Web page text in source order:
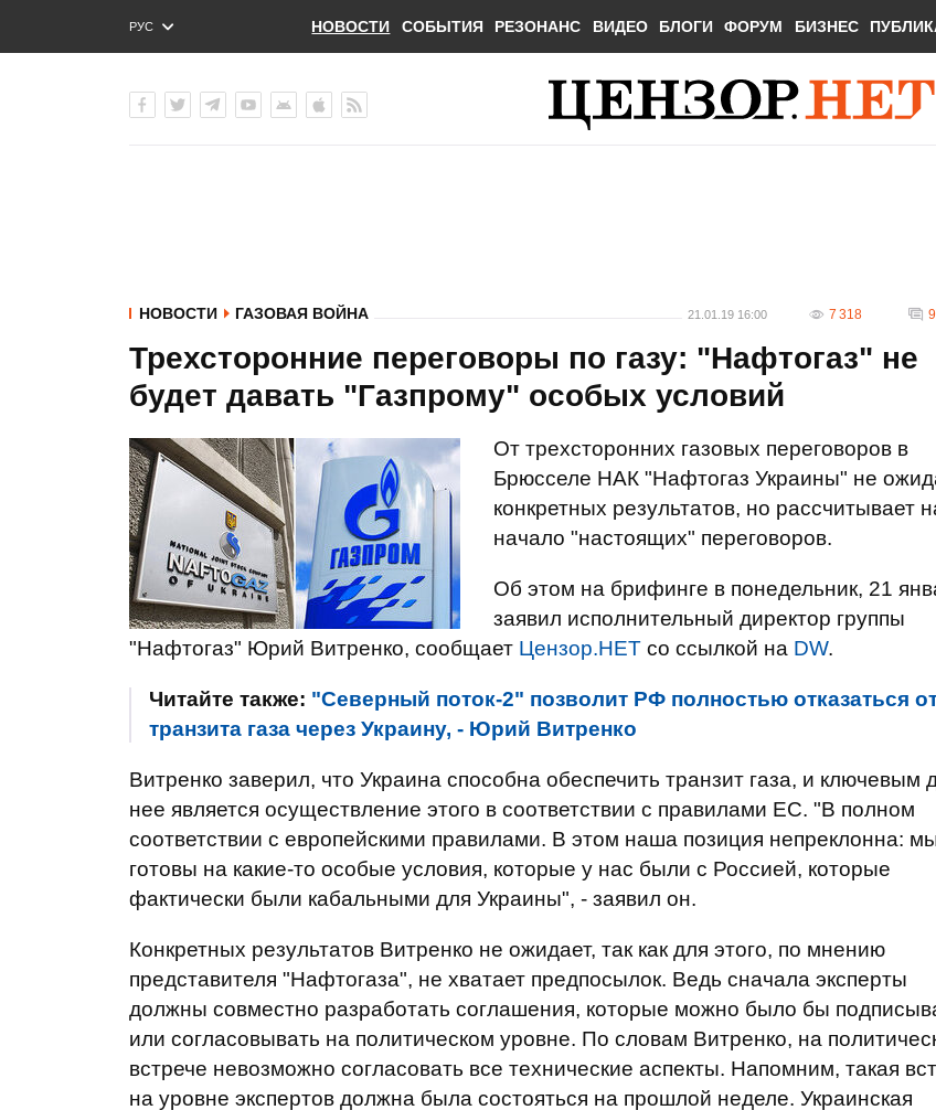
РУС
ENG
НОВОСТИ СОБЫТИЯ РЕЗОНАНС ВИДЕО БЛОГИ ФОРУМ БИЗНЕС
НОВОСТИ ГАЗОВАЯ ВОЙНА 21.01.19 16:00 7 318
Трехсторонние переговоры по газу: "Нафтогаз" не
будет давать "Газпрому" особых условий
От трехсторонних газовых переговоров в
Брюсселе НАК "Нафтогаз Украины" не
конкретных результатов, но рассчитывает
начало "настоящих" переговоров.
Об этом на брифинге в понедельник, 21
заявил исполнительный директор группы
"Нафтогаз" Юрий Витренко, сообщает Цензор.НЕТ со ссылкой на DW.
Читайте также: "Северный поток-2" позволит РФ полностью отказаться
транзита газа через Украину, - Юрий Витренко
Витренко заверил, что Украина способна обеспечить транзит газа, и ключевым
нее является осуществление этого в соответствии с правилами ЕС. "В полном
соответствии с европейскими правилами. В этом наша позиция непреклонна:
готовы на какие-то особые условия, которые у нас были с Россией, которые
фактически были кабальными для Украины", - заявил он.
Конкретных результатов Витренко не ожидает, так как для этого, по мнению
представителя "Нафтогаза", не хватает предпосылок. Ведь сначала эксперты
должны совместно разработать соглашения, которые можно было бы
или согласовывать на политическом уровне. По словам Витренко, на
встрече невозможно согласовать все технические аспекты. Напомним, такая
на уровне экспертов должна была состояться на прошлой неделе. Украинская